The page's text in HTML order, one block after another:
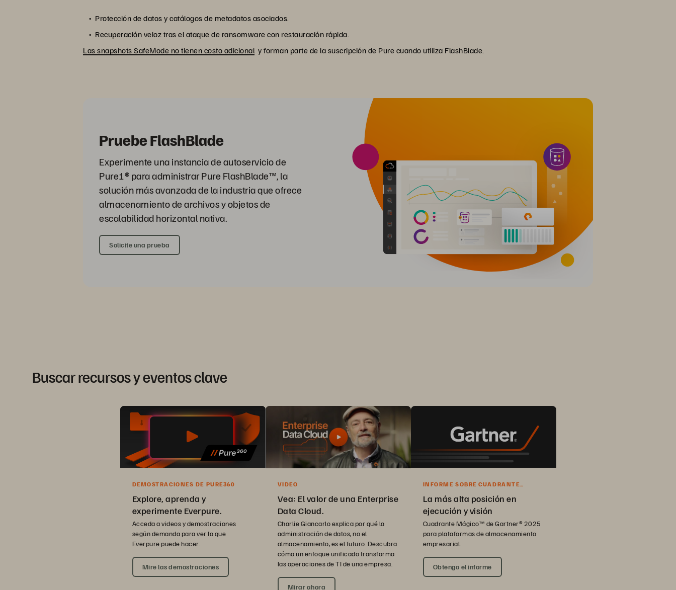
Protección de datos y catálogos de metadatos asociados.
Recuperación veloz tras el ataque de ransomware con restauración rápida.
Las snapshots SafeMode no tienen costo adicional y forman parte de la suscripción de Pure cuando utiliza FlashBlade.
Pruebe FlashBlade
Experimente una instancia de autoservicio de
Pure1® para administrar Pure FlashBlade™, la
solución más avanzada de la industria que ofrece
almacenamiento de archivos y objetos de
escalabilidad horizontal nativa.
Solicite una prueba
Buscar recursos y eventos clave
DEMOSTRACIONES DE PURE360
Explore, aprenda y
experimente Everpure.
Acceda a videos y demostraciones
según demanda para ver lo que
Everpure puede hacer.
Mire las demostraciones
VIDEO
Vea: El valor de una Enterprise
Data Cloud.
Charlie Giancarlo explica por qué la
administración de datos, no el
almacenamiento, es el futuro. Descubra
cómo un enfoque unificado transforma
las operaciones de TI de una empresa.
Mirar ahora
INFORME SOBRE CUADRANTE
La más alta posición en
ejecución y visión
Cuadrante Mágico™ de Gartner® 2025
para plataformas de almacenamiento
empresarial.
Obtenga el informe